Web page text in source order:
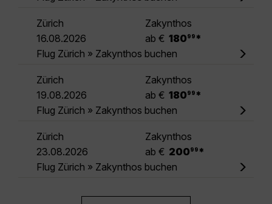
Zürich
Zakynthos
16.08.2026
ab € 180 99 *
Flug Zürich » Zakynthos buchen
Zürich
Zakynthos
19.08.2026
ab € 180 99 *
Flug Zürich » Zakynthos buchen
Zürich
Zakynthos
23.08.2026
ab € 200 99 *
Flug Zürich » Zakynthos buchen